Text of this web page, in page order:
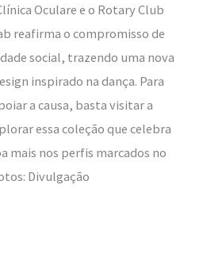
Oculare e o Rotary Club
reafirma o compromisso de
social, trazendo uma nova
inspirado na dança. Para
a causa, basta visitar a
essa coleção que celebra
mais nos perfis marcados no
Divulgação